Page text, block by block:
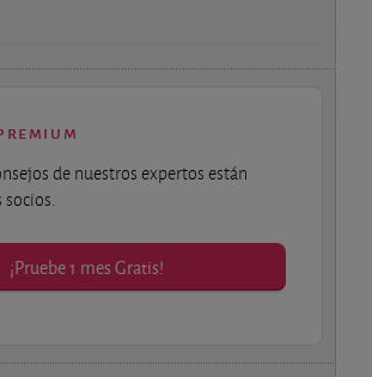
de nuestros expertos están
socios.
¡Pruebe 1 mes Gratis!